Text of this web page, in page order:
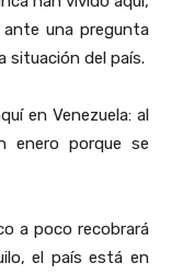
una pregunta
situación del país.
en Venezuela: al
enero porque se
a poco recobrará
el país está en